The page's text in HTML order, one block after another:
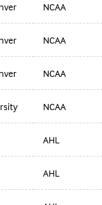
NCAA
NCAA
NCAA
NCAA
AHL
AHL